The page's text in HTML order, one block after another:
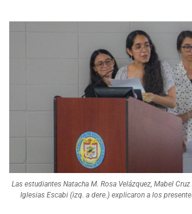
Las estudiantes Natacha M. Rosa Velázquez, Mabel
Iglesias Escabi (izq. a dere.) explicaron a los